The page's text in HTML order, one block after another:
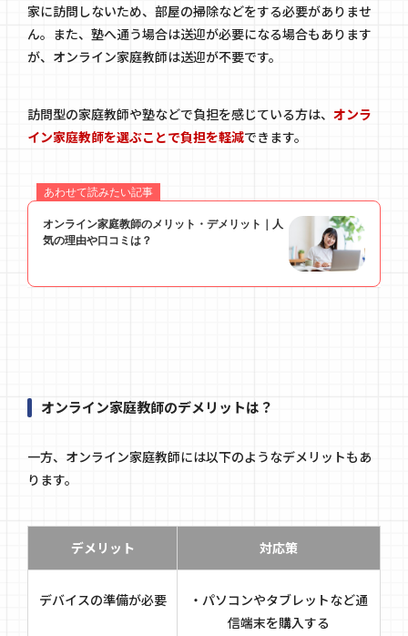
家に訪問しないため、部屋の掃除などをする必要がありませ
ん。また、塾へ通う場合は送迎が必要になる場合もあります
が、オンライン家庭教師は送迎が不要です。
訪問型の家庭教師や塾などで負担を感じている方は、 オンラ
イン家庭教師を選ぶことで負担を軽減できます。
オンライン家庭教師のデメリットは？
一方、オンライン家庭教師には以下のようなデメリットもあ
ります。
デメリット 対応策
デバイスの準備が必要
・パソコンやタブレットなど通
信端末を購入する